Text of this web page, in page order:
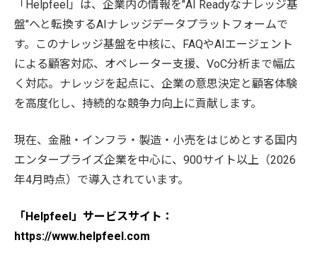
「Helpfeel」は、企業内の情報を"AI Readyなナレッジ基
盤"へと転換するAIナレッジデータプラットフォームで
す。このナレッジ基盤を中核に、FAQやAIエージェント
による顧客対応、オペレーター支援、VoC分析まで幅広
く対応。ナレッジを起点に、企業の意思決定と顧客体験
を高度化し、持続的な競争力向上に貢献します。
現在、金融・インフラ・製造・小売をはじめとする国内
エンタープライズ企業を中心に、900サイト以上（2026
年4月時点）で導入されています。
「Helpfeel」サービスサイト：
https://www.helpfeel.com